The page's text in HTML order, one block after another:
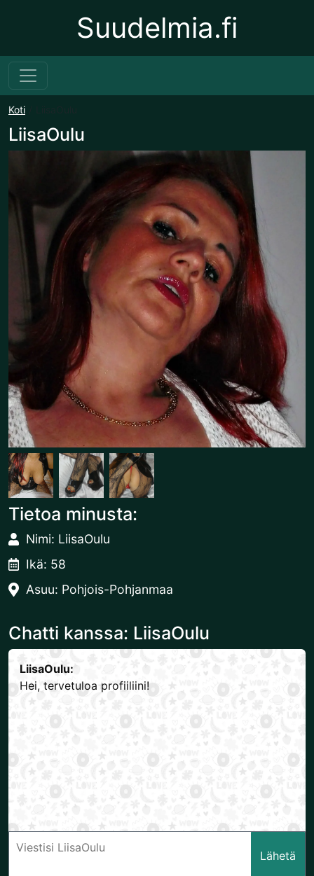
Suudelmia.fi
Koti
LiisaOulu
Tietoa minusta:
Nimi: LiisaOulu
Ikä: 58
Asuu: Pohjois-Pohjanmaa
Chatti kanssa: LiisaOulu
LiisaOulu:
Hei, tervetuloa profiiliini!
Lähetä